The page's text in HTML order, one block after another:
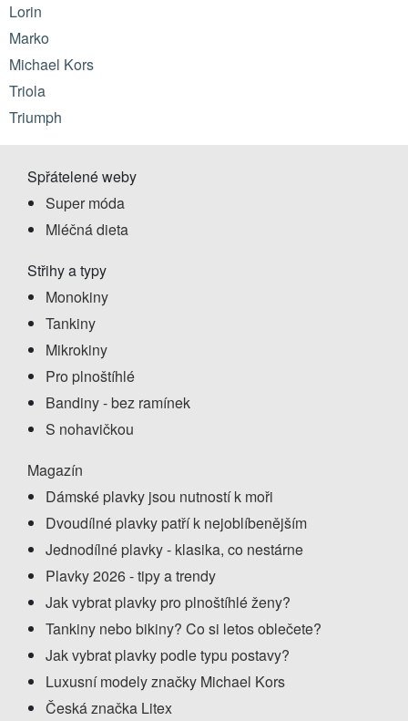
Lorin
Marko
Michael Kors
Triola
Triumph
Spřátelené weby
Super móda
Mléčná dieta
Střihy a typy
Monokiny
Tankiny
Mikrokiny
Pro plnoštíhlé
Bandiny - bez ramínek
S nohavičkou
Magazín
Dámské plavky jsou nutností k moři
Dvoudílné plavky patří k nejoblíbenějším
Jednodílné plavky - klasika, co nestárne
Plavky 2026 - tipy a trendy
Jak vybrat plavky pro plnoštíhlé ženy?
Tankiny nebo bikiny? Co si letos oblečete?
Jak vybrat plavky podle typu postavy?
Luxusní modely značky Michael Kors
Česká značka Litex